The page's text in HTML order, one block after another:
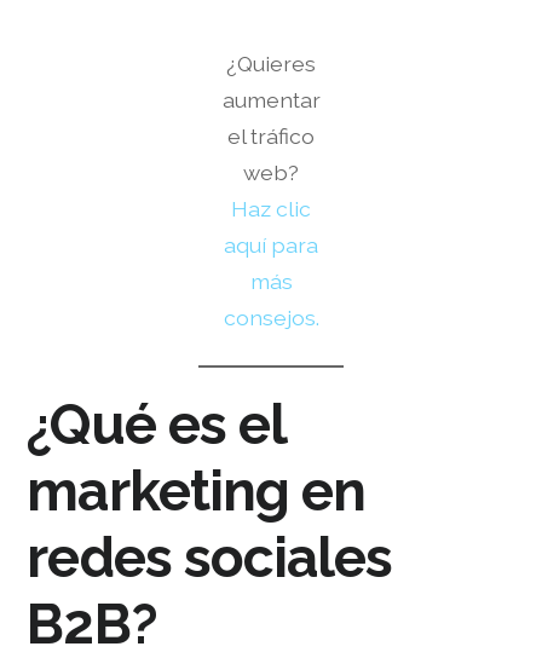
¿Quieres
aumentar
el tráfico
web?
Haz clic
aquí para
más
consejos.
¿Qué es el
marketing en
redes sociales
B2B?